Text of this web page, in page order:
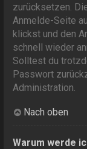
zurücksetzen.
Anmelde-Seite
klickst und den
schnell wieder
Solltest du
Passwort
Administration.
Nach oben
Warum werde